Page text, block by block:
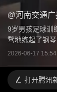
@河南交通
9岁男孩足球训
骛地练起了钢
2026-06-17 15:54
打开腾讯